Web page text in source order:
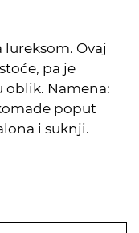
Ovaj
pa je
oblik. Namena:
poput
i suknji.